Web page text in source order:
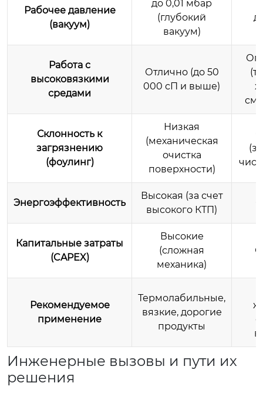
Рабочее давление
(вакуум)
до 0,01 мбар
(глубокий
вакуум)
Работа с
высоковязкими
средами
Отлично (до 50
000 сП и выше)
Склонность к
загрязнению
(фоулинг)
Низкая
(механическая
очистка
поверхности)
Энергоэффективность
Высокая (за счет
высокого КТП)
Капитальные затраты
(CAPEX)
Высокие
(сложная
механика)
Рекомендуемое
применение
Термолабильные,
вязкие, дорогие
продукты
Инженерные вызовы и пути их
решения